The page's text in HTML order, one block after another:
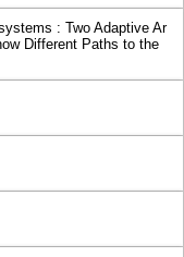
: Two Adaptive Ar
Different Paths to the